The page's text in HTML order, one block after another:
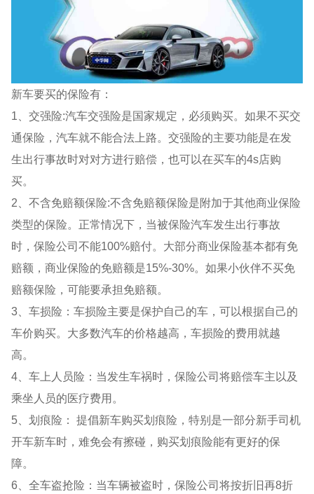
新车要买的保险有：
1、交强险:汽车交强险是国家规定，必须购买。如果不买交
通保险，汽车就不能合法上路。交强险的主要功能是在发
生出行事故时对对方进行赔偿，也可以在买车的4s店购
买。
2、不含免赔额保险:不含免赔额保险是附加于其他商业保险
类型的保险。正常情况下，当被保险汽车发生出行事故
时，保险公司不能100%赔付。大部分商业保险基本都有免
赔额，商业保险的免赔额是15%-30%。如果小伙伴不买免
赔额保险，可能要承担免赔额。
3、车损险：车损险主要是保护自己的车，可以根据自己的
车价购买。大多数汽车的价格越高，车损险的费用就越
高。
4、车上人员险：当发生车祸时，保险公司将赔偿车主以及
乘坐人员的医疗费用。
5、划痕险： 提倡新车购买划痕险，特别是一部分新手司机
开车新车时，难免会有擦碰，购买划痕险能有更好的保
障。
6、全车盗抢险：当车辆被盗时，保险公司将按折旧再8折